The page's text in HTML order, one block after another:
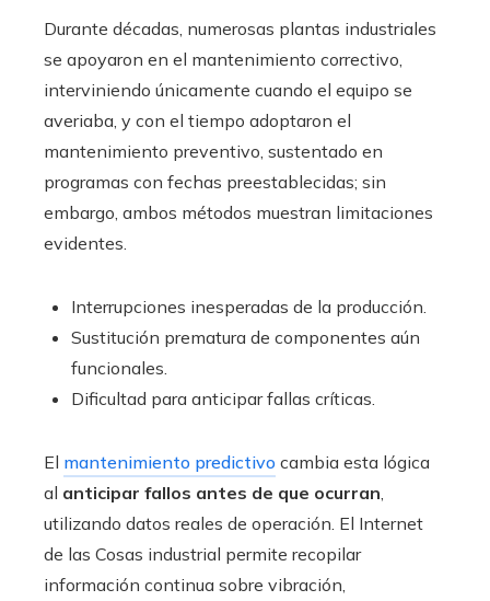
Durante décadas, numerosas plantas industriales
se apoyaron en el mantenimiento correctivo,
interviniendo únicamente cuando el equipo se
averiaba, y con el tiempo adoptaron el
mantenimiento preventivo, sustentado en
programas con fechas preestablecidas; sin
embargo, ambos métodos muestran limitaciones
evidentes.
Interrupciones inesperadas de la producción.
Sustitución prematura de componentes aún
funcionales.
Dificultad para anticipar fallas críticas.
El mantenimiento predictivo cambia esta lógica
al anticipar fallos antes de que ocurran,
utilizando datos reales de operación. El Internet
de las Cosas industrial permite recopilar
información continua sobre vibración,